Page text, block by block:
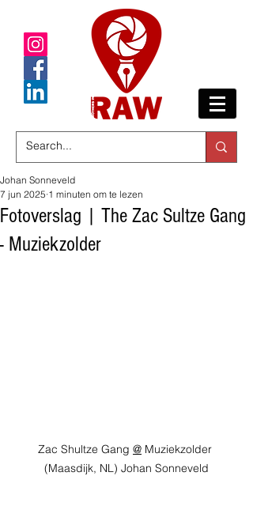
Fotoverslag | The Zac Sultze Gang
- Muziekzolder
Johan Sonneveld
7 jun 2025 1 minuten om te lezen
Zac Shultze Gang @ Muziekzolder
(Maasdijk, NL) Johan Sonneveld